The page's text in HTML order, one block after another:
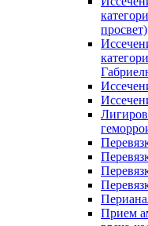
просвет)
Прием